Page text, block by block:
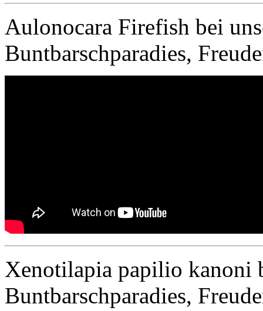
Aulonocara Firefish bei
Buntbarschparadies,
Xenotilapia papilio kanoni
Buntbarschparadies,